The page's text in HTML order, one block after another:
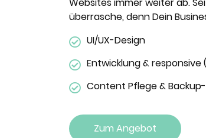
überrasche, denn Dein
UI/UX-Design
Entwicklung &
Content Pflege &
Zum Angebot